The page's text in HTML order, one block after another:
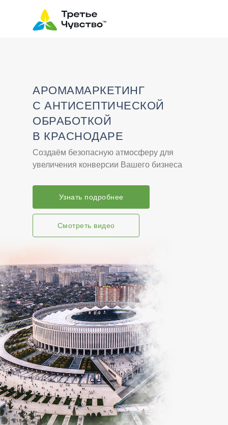
АРОМАМАРКЕТИНГ
С АНТИСЕПТИЧЕСКОЙ
ОБРАБОТКОЙ
В КРАСНОДАРЕ
Узнать подробнее
Создаём безопасную атмосферу для
увеличения конверсии Вашего бизнеса
Смотреть видео